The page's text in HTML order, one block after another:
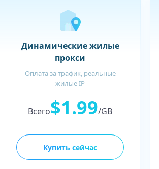
Динамические жилые
прокси
Оплата за трафик, реальные
жилые IP
Всего$1.99/GB
Купить сейчас